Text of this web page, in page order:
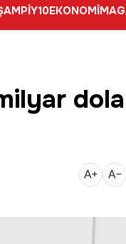
EKONOMİ